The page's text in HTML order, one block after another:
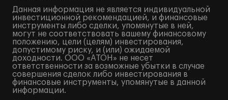
Данная информация не является индивидуальной
инвестиционной рекомендацией, и финансовые
инструменты либо сделки, упомянутые в ней,
могут не соответствовать вашему финансовому
положению, цели (целям) инвестирования,
допустимому риску, и (или) ожидаемой
доходности. ООО «АТОН» не несет
ответственности за возможные убытки в случае
совершения сделок либо инвестирования в
финансовые инструменты, упомянутые в данной
информации.